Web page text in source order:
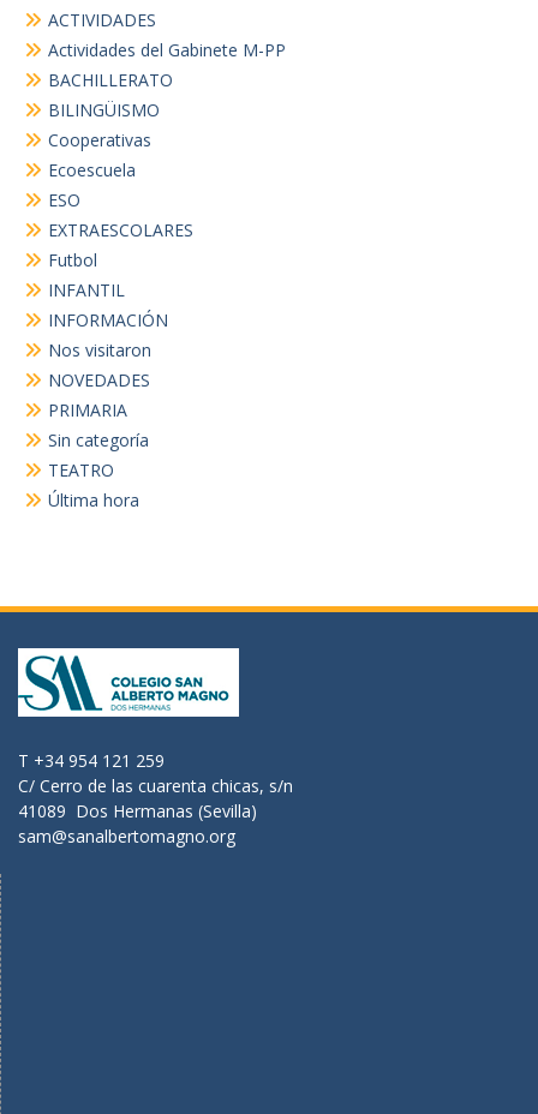
ACTIVIDADES
Actividades del Gabinete M-PP
BACHILLERATO
BILINGÜISMO
Cooperativas
Ecoescuela
ESO
EXTRAESCOLARES
Futbol
INFANTIL
INFORMACIÓN
Nos visitaron
NOVEDADES
PRIMARIA
Sin categoría
TEATRO
Última hora
T +34 954 121 259
C/ Cerro de las cuarenta chicas, s/n
41089 Dos Hermanas (Sevilla)
sam@sanalbertomagno.org